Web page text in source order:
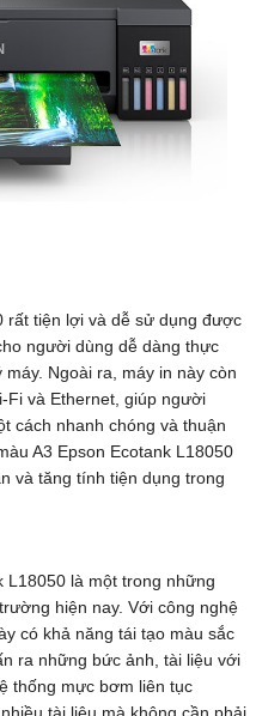
rất tiện lợi và dễ sử dụng được
người dùng dễ dàng thực
Ngoài ra, máy in này còn
Fi và Ethernet, giúp người
cách nhanh chóng và thuận
A3 Epson Ecotank L18050
và tăng tính tiện dụng trong
L18050 là một trong những
hiện nay. Với công nghệ
có khả năng tái tạo màu sắc
ra những bức ảnh, tài liệu với
thống mực bơm liên tục